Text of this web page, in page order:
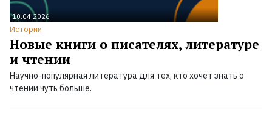
10.04.2026
Истории
Новые книги о писателях, литературе
и чтении
Научно-популярная литература для тех, кто хочет знать о
чтении чуть больше.